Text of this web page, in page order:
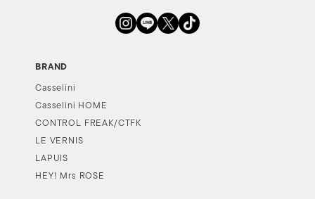
BRAND
Casselini
Casselini HOME
CONTROL FREAK/CTFK
LE VERNIS
LAPUIS
HEY! Mrs ROSE